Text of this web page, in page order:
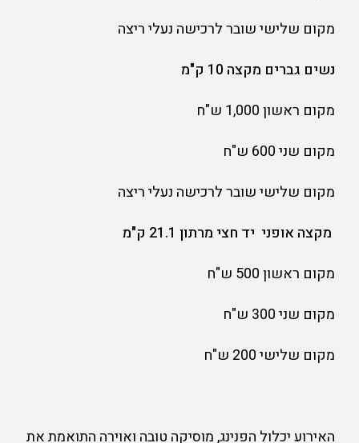
מקום שלישי שובר לרכישה נעלי ריצה
נשים גברים מקצה 10 ק"מ
מקום ראשון 1,000 ש"ח
מקום שני 600 ש"ח
מקום שלישי שובר לרכישה נעלי ריצה
מקצה אופני יד חצי מרתון 21.1 ק"מ
מקום ראשון 500 ש"ח
מקום שני 300 ש"ח
מקום שלישי 200 ש"ח
האירוע יכלול הפנינג, מוסיקה טובה ואוירה התואמת את